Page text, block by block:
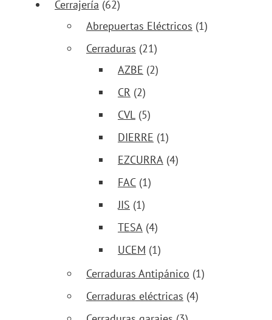
Cerrajería (62)
Abrepuertas Eléctricos (1)
Cerraduras (21)
AZBE (2)
CR (2)
CVL (5)
DIERRE (1)
EZCURRA (4)
FAC (1)
JIS (1)
TESA (4)
UCEM (1)
Cerraduras Antipánico (1)
Cerraduras eléctricas (4)